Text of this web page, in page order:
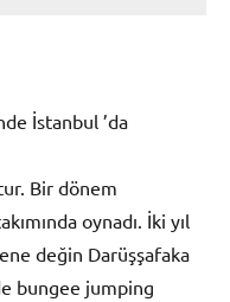
İstanbul ’da
Bir dönem
oynadı. İki yıl
değin Darüşşafaka
bungee jumping